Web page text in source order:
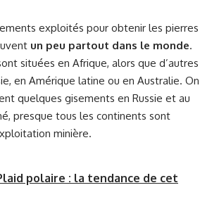
exploités pour obtenir les pierres
un peu partout dans le monde.
situées en Afrique, alors que d’autres
en Amérique latine ou en Australie. On
quelques gisements en Russie et au
presque tous les continents sont
minière.
polaire : la tendance de cet